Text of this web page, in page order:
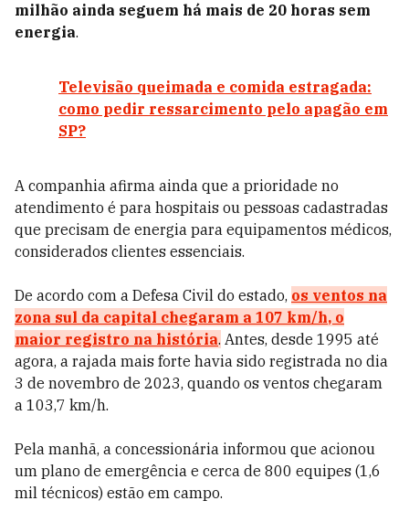
milhão ainda seguem há mais de 20 horas sem
energia.
Televisão queimada e comida estragada:
como pedir ressarcimento pelo apagão em
SP?
A companhia afirma ainda que a prioridade no
atendimento é para hospitais ou pessoas cadastradas
que precisam de energia para equipamentos médicos,
considerados clientes essenciais.
De acordo com a Defesa Civil do estado, os ventos na
zona sul da capital chegaram a 107 km/h, o
maior registro na história. Antes, desde 1995 até
agora, a rajada mais forte havia sido registrada no dia
3 de novembro de 2023, quando os ventos chegaram
a 103,7 km/h.
Pela manhã, a concessionária informou que acionou
um plano de emergência e cerca de 800 equipes (1,6
mil técnicos) estão em campo.